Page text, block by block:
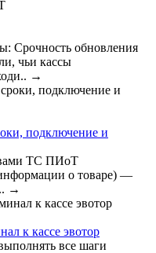
Срочность обновления
чьи кассы
→
подключение и
ТС ПИоТ
о товаре) —
→
к кассе эвотор
все шаги